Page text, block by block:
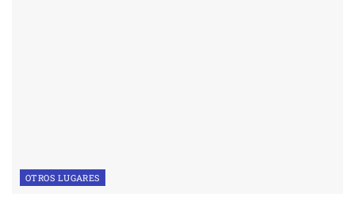
OTROS LUGARES